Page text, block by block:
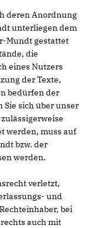
deren Anordnung
unterliegen dem
Mundt gestattet
die
eines Nutzers
der Texte,
bedürfen der
sich über unser
werden, muss auf
bzw. der
werden.
verletzt,
und
bei
auch mit